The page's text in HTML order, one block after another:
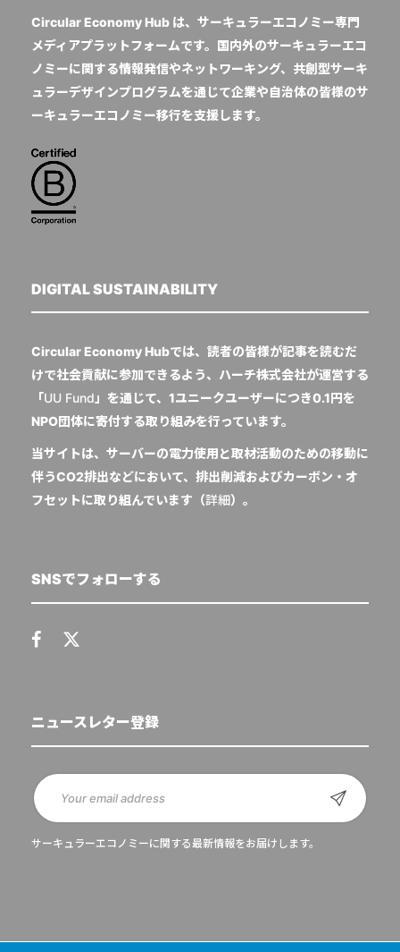
Circular Economy Hub は、サーキュラーエコノミー専門
メディアプラットフォームです。国内外のサーキュラーエコ
ノミーに関する情報発信やネットワーキング、共創型サーキ
ュラーデザインプログラムを通じて企業や自治体の皆様のサ
ーキュラーエコノミー移行を支援します。
DIGITAL SUSTAINABILITY
Circular Economy Hubでは、読者の皆様が記事を読むだ
けで社会貢献に参加できるよう、ハーチ株式会社が運営する
「UU Fund 」を通じて、1ユニークユーザーにつき0.1円を
NPO団体に寄付する取り組みを行っています。
当サイトは、サーバーの電力使用と取材活動のための移動に
伴うCO2排出などにおいて、排出削減およびカーボン・オ
フセットに取り組んでいます（詳細）。
SNSでフォローする
ニュースレター登録
サーキュラーエコノミーに関する最新情報をお届けします。